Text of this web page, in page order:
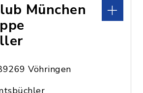
München
Vöhringen